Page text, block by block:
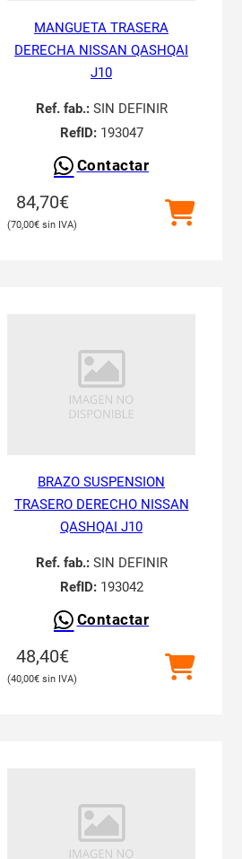
MANGUETA TRASERA
DERECHA NISSAN QASHQAI
J10
Ref. fab.:SIN DEFINIR
RefID:193047
Contactar
84,70€
70,00€
BRAZO SUSPENSION
TRASERO DERECHO NISSAN
QASHQAI J10
Ref. fab.:SIN DEFINIR
RefID:193042
Contactar
48,40€
40,00€